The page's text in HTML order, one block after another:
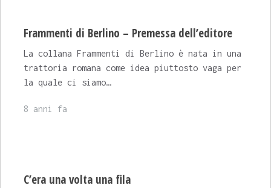
Frammenti di Berlino – Premessa dell’editore
La collana Frammenti di Berlino è nata in una
trattoria romana come idea piuttosto vaga per
la quale ci siamo…
8 anni fa
C’era una volta una fila